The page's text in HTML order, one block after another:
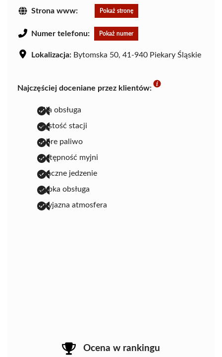
Strona www: Pokaż stronę
Numer telefonu: Pokaż numer
Lokalizacja: Bytomska 50, 41-940 Piekary Śląskie
Najczęściej doceniane przez klientów:
miła obsługa
czystość stacji
dobre paliwo
dostępność myjni
smaczne jedzenie
szybka obsługa
przyjazna atmosfera
Ocena w rankingu